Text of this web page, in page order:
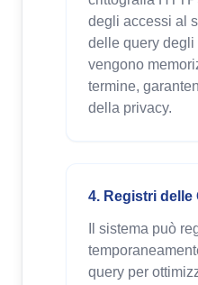
degli accessi al
delle query degli
vengono
termine,
della privacy.
4. Registri delle
Il sistema può
query per